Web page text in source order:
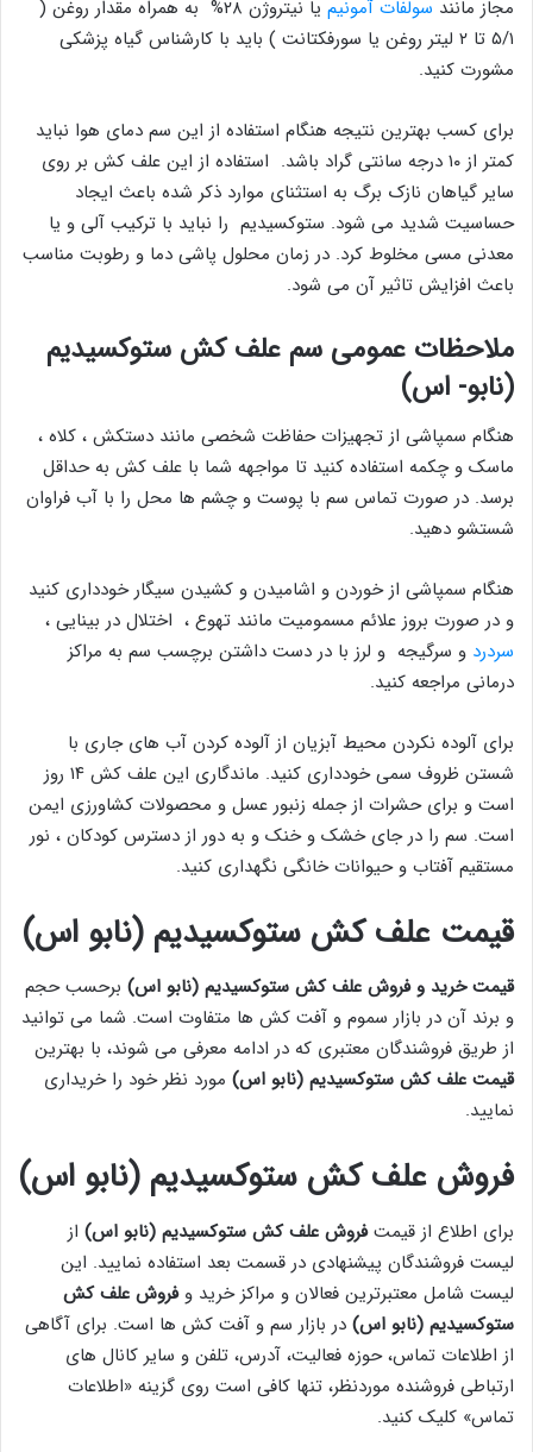
مجاز مانند سولفات آمونیم
یا نیتروژن ۲۸% به همراه مقدار روغن (
۵/۱ تا ۲ لیتر روغن یا سورفکتانت ) باید با کارشناس گیاه پزشکی
مشورت کنید.
برای کسب بهترین نتیجه هنگام استفاده از این سم دمای هوا نباید
کمتر از ۱۰ درجه سانتی گراد باشد. استفاده از این علف کش بر روی
سایر گیاهان نازک برگ به استثنای موارد ذکر شده باعث ایجاد
حساسیت شدید می شود. ستوکسیدیم را نباید با ترکیب آلی و یا
معدنی مسی مخلوط کرد. در زمان محلول پاشی دما و رطوبت مناسب
باعث افزایش تاثیر آن می شود.
ملاحظات عمومی سم علف کش ستوکسیدیم
(نابو- اس)
هنگام سمپاشی از تجهیزات حفاظت شخصی مانند دستکش ، کلاه ،
ماسک و چکمه استفاده کنید تا مواجهه شما با علف کش به حداقل
برسد. در صورت تماس سم با پوست و چشم ها محل را با آب فراوان
شستشو دهید.
هنگام سمپاشی از خوردن و اشامیدن و کشیدن سیگار خودداری کنید
و در صورت بروز علائم مسمومیت مانند تهوع ، اختلال در بینایی ،
سردرد و سرگیجه و لرز با در دست داشتن برچسب سم به مراکز
درمانی مراجعه کنید.
برای آلوده نکردن محیط آبزیان از آلوده کردن آب های جاری با
شستن ظروف سمی خودداری کنید. ماندگاری این علف کش ۱۴ روز
است و برای حشرات از جمله زنبور عسل و محصولات کشاورزی ایمن
است. سم را در جای خشک و خنک و به دور از دسترس کودکان ، نور
مستقیم آفتاب و حیوانات خانگی نگهداری کنید.
قیمت علف کش ستوکسیدیم (نابو اس)
قیمت خرید و فروش علف کش ستوکسیدیم (نابو اس) برحسب حجم
و برند آن در بازار سموم و آفت کش ها متفاوت است. شما می توانید
از طریق فروشندگان معتبری که در ادامه معرفی می شوند، با بهترین
قیمت علف کش ستوکسیدیم (نابو اس) مورد نظر خود را خریداری
نمایید.
فروش ‌علف کش ستوکسیدیم (نابو اس)
برای اطلاع از قیمتفروش علف کش ستوکسیدیم (نابو اس) از
لیست فروشندگان پیشنهادی در قسمت بعد استفاده نمایید. این
لیست شامل معتبرترین فعالان و مراکز خرید وفروش علف کش
ستوکسیدیم (نابو اس) در بازار سم و آفت کش ها است. برای آگاهی
از اطلاعات تماس، حوزه فعالیت، آدرس، تلفن و سایر کانال های
ارتباطی فروشنده موردنظر، تنها کافی است روی گزینه «اطلاعات
تماس» کلیک کنید.